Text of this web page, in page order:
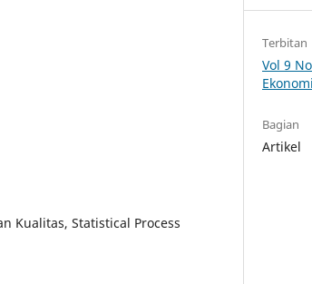
Kualitas, Statistical Process
Terbitan
Vol 9
Ekonomi
Bagian
Artikel